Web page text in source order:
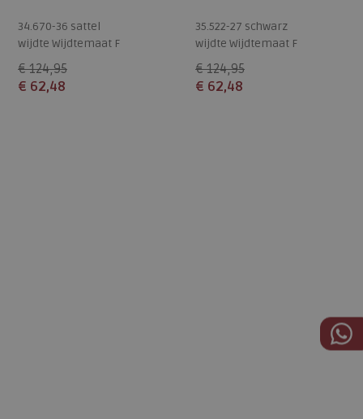
34.670-36 sattel
wijdte Wijdtemaat F
€ 124,95
€ 62,48
35.522-27 schwarz
wijdte Wijdtemaat F
€ 124,95
€ 62,48